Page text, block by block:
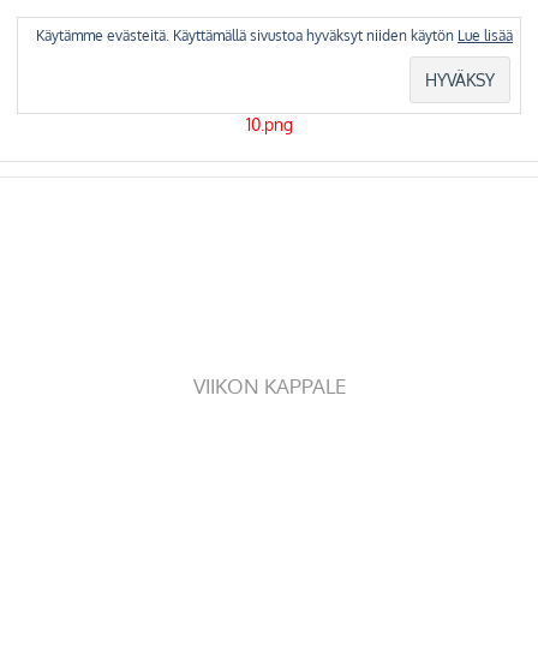
VIIKON KAPPALE
Käytämme evästeitä. Käyttämällä sivustoa hyväksyt niiden käytön Lue lisää